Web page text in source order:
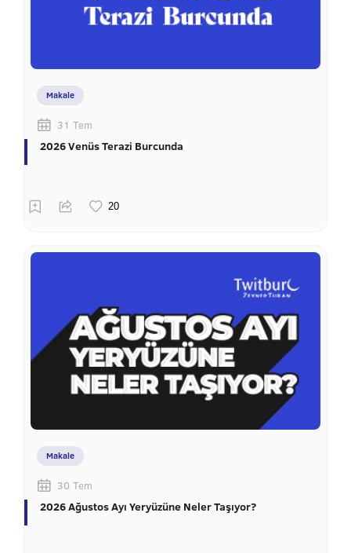
Makale
31 Tem
2026 Venüs Terazi Burcunda
Makale
30 Tem
2026 Ağustos Ayı Yeryüzüne Neler Taşıyor?